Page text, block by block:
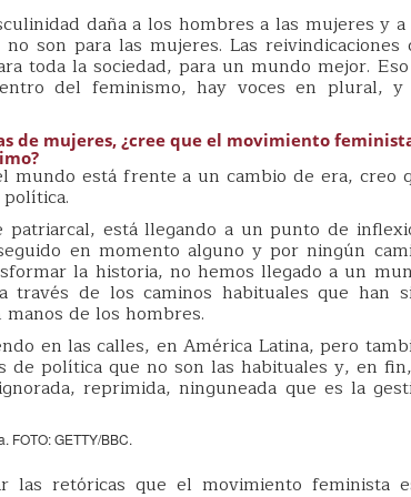
daña a los hombres a las mujeres y
son para las mujeres. Las reivindicaciones
toda la sociedad, para un mundo mejor.
del feminismo, hay voces en plural, y
de mujeres, ¿cree que el movimiento
mundo está frente a un cambio de era, creo
está llegando a un punto de
en momento alguno y por ningún
la historia, no hemos llegado a un
través de los caminos habituales que han
de los hombres.
en las calles, en América Latina, pero
de política que no son las habituales y, en
reprimida, ninguneada que es la
FOTO: GETTY/BBC.
las retóricas que el movimiento feminista